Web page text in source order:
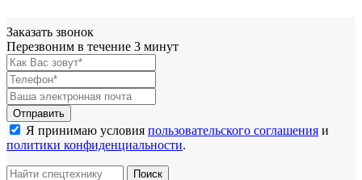
Заказать звонок
Перезвоним в течение 3 минут
Я принимаю условия пользовательского соглашения и
политики конфиденциальности.